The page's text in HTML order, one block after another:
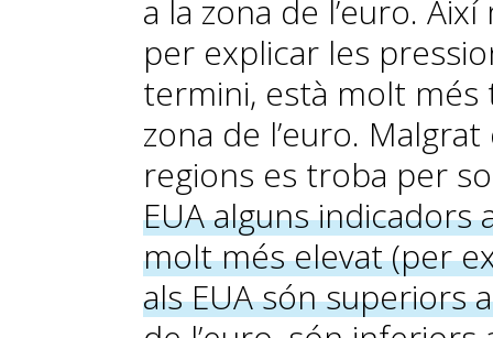
a la zona de l’euro.
per explicar les
termini, està molt més
zona de l’euro.
re­­gions es troba per
EUA alguns
molt més elevat (per
als EUA són superiors